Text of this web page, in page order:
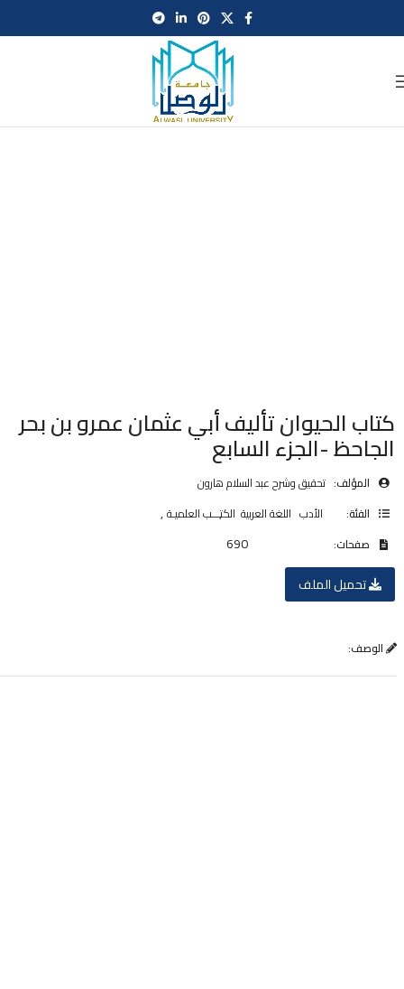
كتاب الحيوان تأليف أبي عثمان عمرو بن بحر
الجاحظ -الجزء السابع
المؤلف: تحقيق وشرح عبد السلام هارون
الفئة:
الأدب , اللغة العربية ,الكتـــب العلميـة
صفحات:
تحميل الملف
الوصف: